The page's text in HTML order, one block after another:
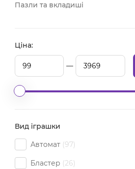
Пазли та вкладиші
Набори для наукових досліджень
Залізниця та аксесуари
Настільні ігри
Іграшкова зброя
Мозаїки
Радіокеровані іграшки
Іграшки для ванної
Ціна:
Вид іграшки
Автомат 97
Бластер 26